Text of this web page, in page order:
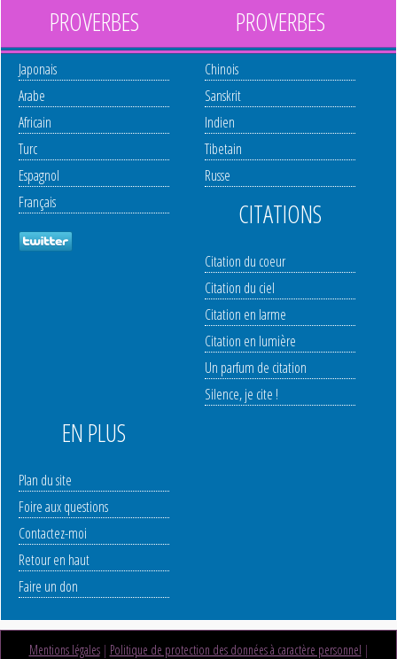
PROVERBES
Japonais
Arabe
Africain
Turc
Espagnol
Français
PROVERBES
Chinois
Sanskrit
Indien
Tibetain
Russe
CITATIONS
Citation du coeur
Citation du ciel
Citation en larme
Citation en lumière
Un parfum de citation
Silence, je cite !
EN PLUS
Plan du site
Foire aux questions
Contactez-moi
Retour en haut
Faire un don
Mentions légales| Politique de protection des données à caractère personnel |